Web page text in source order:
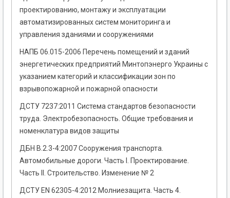
проектированию, монтажу и эксплуатации
автоматизированных систем мониторинга и
управления зданиями и сооружениями
НАПБ 06.015-2006 Перечень помещений и зданий
энергетических предприятий Минтопэнерго Украины с
указанием категорий и классификации зон по
взрывопожарной и пожарной опасности
ДСТУ 7237:2011 Система стандартов безопасности
труда. Электробезопасность. Общие требования и
номенклатура видов защиты
ДБН В.2.3-4:2007 Сооружения транспорта.
Автомобильные дороги. Часть I. Проектирование.
Часть II. Строительство. Изменение № 2
ДСТУ EN 62305-4:2012 Молниезащита. Часть 4.